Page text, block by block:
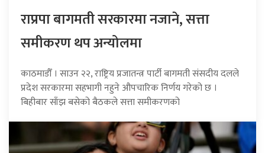
राप्रपा बागमती सरकारमा नजाने, सत्ता
समीकरण थप अन्योलमा
काठमाडौँ । साउन २२, राष्ट्रिय प्रजातन्त्र पार्टी बागमती संसदीय दलले
प्रदेश सरकारमा सहभागी नहुने औपचारिक निर्णय गरेको छ ।
बिहीबार साँझ बसेको बैठकले सत्ता समीकरणको